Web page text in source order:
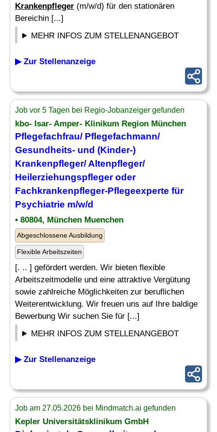
Krankenpfleger (m/w/d) für den stationären
Bereichin [...]
MEHR INFOS ZUM STELLENANGEBOT
▶ Zur Stellenanzeige
Job vor 5 Tagen bei Regio-Jobanzeiger gefunden
kbo- Isar- Amper- Klinikum Region München
Pflegefachfrau/ Pflegefachmann/
Gesundheits- und (Kinder-)
Krankenpfleger/ Altenpfleger/
Heilerziehungspfleger oder
Fachkrankenpfleger-Pflegeexperte für
Psychiatrie m/w/d
• 80804, München Muenchen
Abgeschlossene Ausbildung
Flexible Arbeitszeiten
[. .. ] gefördert werden. Wir bieten flexible
Arbeitszeitmodelle und eine attraktive Vergütung
sowie zahlreiche Möglichkeiten zur beruflichen
Weiterentwicklung. Wir freuen uns auf Ihre baldige
Bewerbung Wir suchen Sie für [...]
MEHR INFOS ZUM STELLENANGEBOT
▶ Zur Stellenanzeige
Job am 27.05.2026 bei Mindmatch.ai gefunden
Kepler Universitätsklinikum GmbH